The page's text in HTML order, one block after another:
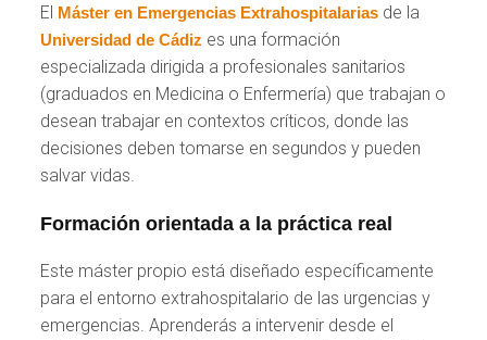
El Máster en Emergencias Extrahospitalarias de la
Universidad de Cádiz es una formación
especializada dirigida a profesionales sanitarios
(graduados en Medicina o Enfermería) que trabajan o
desean trabajar en contextos críticos, donde las
decisiones deben tomarse en segundos y pueden
salvar vidas.
Formación orientada a la práctica real
Este máster propio está diseñado específicamente
para el entorno extrahospitalario de las urgencias y
emergencias. Aprenderás a intervenir desde el